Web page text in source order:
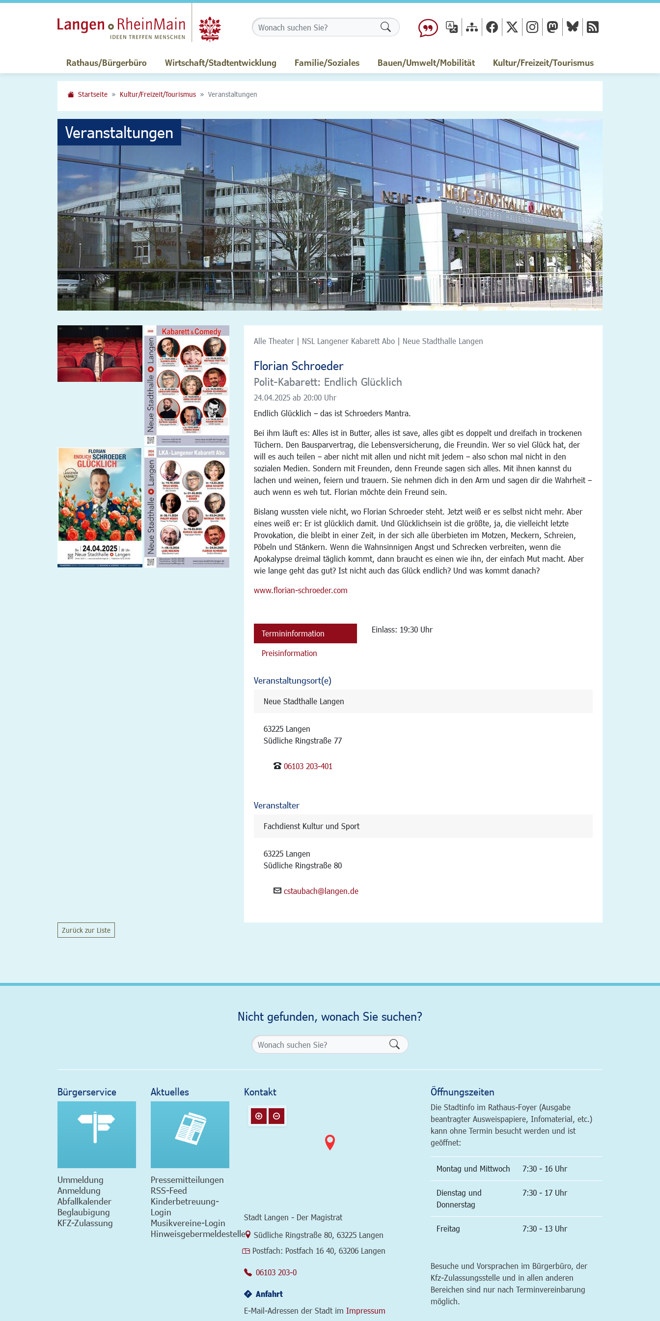
Formularschaltfläche
Rathaus/Bürgerbüro Wirtschaft/Stadtentwicklung Familie/Soziales Bauen/Umwelt/Mobilität Kultur/Freizeit/Tourismus
Startseite Kultur/Freizeit/Tourismus Veranstaltungen
Veranstaltungen
Alle Theater | NSL Langener Kabarett Abo | Neue Stadthalle Langen
Florian Schroeder
Polit-Kabarett: Endlich Glücklich
24.04.2025ab 20:00 Uhr
Endlich Glücklich – das ist Schroeders Mantra.
Bei ihm läuft es: Alles ist in Butter, alles ist save, alles gibt es doppelt und dreifach in trockenen
Tüchern. Den Bausparvertrag, die Lebensversicherung, die Freundin. Wer so viel Glück hat, der
will es auch teilen – aber nicht mit allen und nicht mit jedem – also schon mal nicht in den
sozialen Medien. Sondern mit Freunden, denn Freunde sagen sich alles. Mit ihnen kannst du
lachen und weinen, feiern und trauern. Sie nehmen dich in den Arm und sagen dir die Wahrheit –
auch wenn es weh tut. Florian möchte dein Freund sein.
Bislang wussten viele nicht, wo Florian Schroeder steht. Jetzt weiß er es selbst nicht mehr. Aber
eines weiß er: Er ist glücklich damit. Und Glücklichsein ist die größte, ja, die vielleicht letzte
Provokation, die bleibt in einer Zeit, in der sich alle überbieten im Motzen, Meckern, Schreien,
Pöbeln und Stänkern. Wenn die Wahnsinnigen Angst und Schrecken verbreiten, wenn die
Apokalypse dreimal täglich kommt, dann braucht es einen wie ihn, der einfach Mut macht. Aber
wie lange geht das gut? Ist nicht auch das Glück endlich? Und was kommt danach?
www.florian-schroeder.com
Termininformation
Preisinformation
Einlass: 19:30 Uhr
Veranstaltungsort(e)
Neue Stadthalle Langen
63225 Langen
Südliche Ringstraße 77
06103 203-401
Veranstalter
Fachdienst Kultur und Sport
63225 Langen
Südliche Ringstraße 80
cstaubach@langen.de
Zurück zur Liste
Nicht gefunden, wonach Sie suchen?
Formularschaltfläche
Bürgerservice
Ummeldung
Anmeldung
Abfallkalender
Beglaubigung
KFZ-Zulassung
Aktuelles
Pressemitteilungen
RSS-Feed
Kinderbetreuung-
Login
Musikvereine-Login
Hinweisgebermeldestelle
Kontakt
Stadt Langen - Der Magistrat
Link zur Google-Maps Navigation
Südliche Ringstraße 80, 63225 Langen
Postfach: Postfach 16 40, 63206 Langen
06103 203-0
Anfahrt
E-Mail-Adressen der Stadt im Impressum
Öffnungszeiten
Die Stadtinfo im Rathaus-Foyer (Ausgabe
beantragter Ausweispapiere, Infomaterial, etc.)
kann ohne Termin besucht werden und ist
geöffnet:
Montag und Mittwoch 7:30 - 16 Uhr
Dienstag und
Donnerstag
7:30 - 17 Uhr
Freitag 7:30 - 13 Uhr
Besuche und Vorsprachen im Bürgerbüro, der
Kfz-Zulassungsstelle und in allen anderen
Bereichen sind nur nach Terminvereinbarung
möglich.